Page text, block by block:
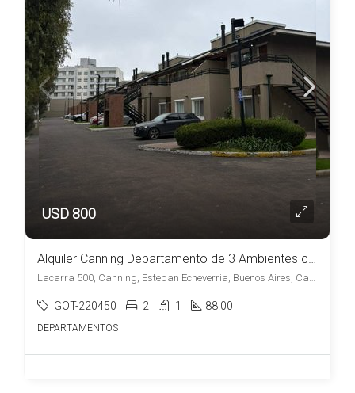
USD 800
Alquiler Canning Departamento de 3 Ambientes con Cochera en Amaneceres de Canning
Lacarra 500, Canning, Esteban Echeverria, Buenos Aires, Canning, Esteban Echeverría
GOT-220450 2 1 88.00
DEPARTAMENTOS